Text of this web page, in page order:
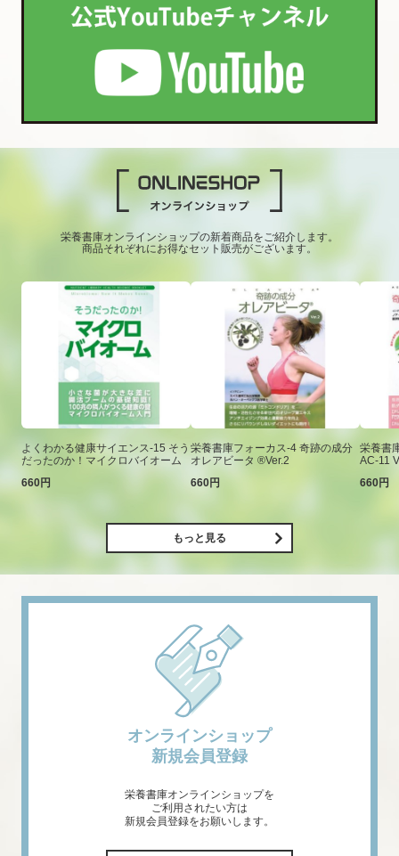
栄養書庫オンラインショップの新着商品をご紹介します。
商品それぞれにお得なセット販売がございます。
よくわかる健康サイエンス-15 そう
だったのか！マイクロバイオーム
660円
栄養書庫フォーカス-4 奇跡の成分
オレアビータ ®Ver.2
660円
栄養書
AC-11
660円
もっと見る
オンラインショップ
新規会員登録
栄養書庫オンラインショップを
ご利用されたい方は
新規会員登録をお願いします。